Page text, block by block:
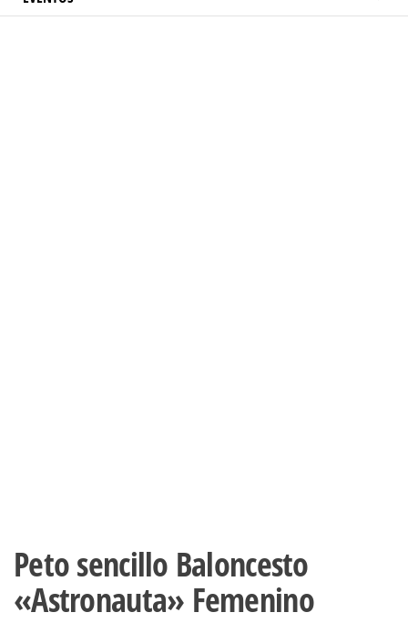
Peto sencillo Baloncesto
«Astronauta» Femenino